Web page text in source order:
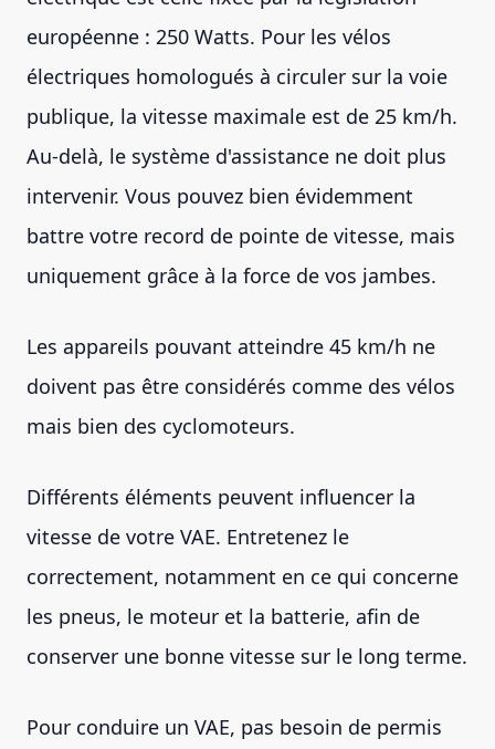
européenne : 250 Watts. Pour les vélos
électriques homologués à circuler sur la voie
publique, la vitesse maximale est de 25 km/h.
Au-delà, le système d'assistance ne doit plus
intervenir. Vous pouvez bien évidemment
battre votre record de pointe de vitesse, mais
uniquement grâce à la force de vos jambes.
Les appareils pouvant atteindre 45 km/h ne
doivent pas être considérés comme des vélos
mais bien des cyclomoteurs.
Différents éléments peuvent influencer la
vitesse de votre VAE. Entretenez le
correctement, notamment en ce qui concerne
les pneus, le moteur et la batterie, afin de
conserver une bonne vitesse sur le long terme.
Pour conduire un VAE, pas besoin de permis